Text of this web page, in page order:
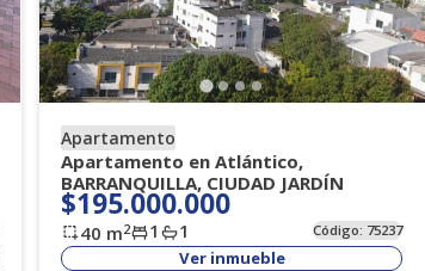
Apartamento
Apartamento en Atlántico,
BARRANQUILLA, CIUDAD JARDÍN
$195.000.000
40 m2 1 1 Código: 75237
Ver inmueble